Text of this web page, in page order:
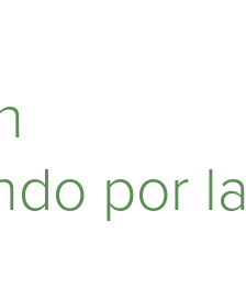
por la